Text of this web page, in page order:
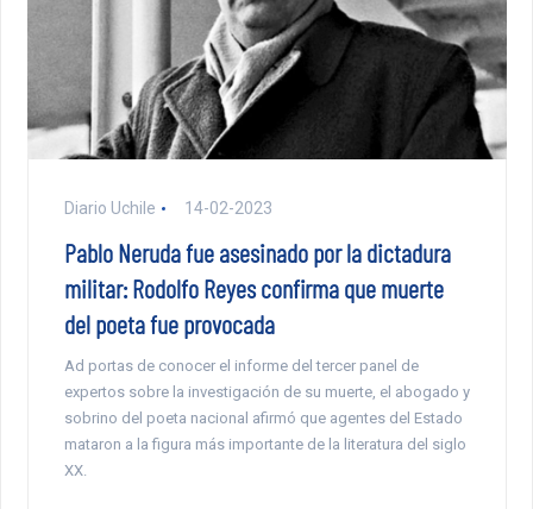
Diario Uchile 14-02-2023
Pablo Neruda fue asesinado por la dictadura
militar: Rodolfo Reyes confirma que muerte
del poeta fue provocada
Ad portas de conocer el informe del tercer panel de
expertos sobre la investigación de su muerte, el abogado y
sobrino del poeta nacional afirmó que agentes del Estado
mataron a la figura más importante de la literatura del siglo
XX.